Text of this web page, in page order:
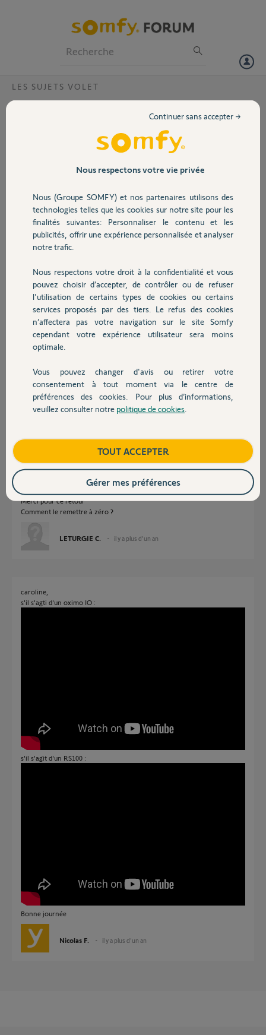
Volet
Sécurité
Domotique
Chauffage
Autres produits
Devis avec un pro
Contact
LES SUJETS VOLET
Volet deconnecté de la TAHOMA
Mon volet ne fonctionnait plus avec la tahoma. Je l'ai donc supprimé
et en essayant de l'ajouter de nouveau, la procédure fonctionne
trouve plus le volet.Ci-joint numéro sur la télécommande du volet
5121820C008 Smoove Origin IO 1. Merci d'avance pour votre retour.
Bonne journée
Merci,
LETURGIE C.
il y a plus d'un an
Participer au fil de discussion
Réponses
Bonjour Caroline,
Je n'ai pas reussi a recuperer votre VR.
Je pense qu'il faudra le remettre a zéro pour le réappairer.
il y a plus d'un an
Merci pour ce retour
Comment le remettre à zéro ?
LETURGIE C. il y a plus d'un an
caroline,
s'il s'agti d'un oximo IO :
s'il s'agit d'un RS100 :
Bonne journée
Nicolas F. il y a plus d'un an
Nous respectons votre vie privée
Nous (Groupe SOMFY) et nos partenaires utilisons des
technologies telles que les cookies sur notre site pour les
finalités suivantes: Personnaliser le contenu et les
publicités, offrir une expérience personnalisée et analyser
notre trafic.
Nous respectons votre droit à la confidentialité et vous
pouvez choisir d’accepter, de contrôler ou de refuser
l'utilisation de certains types de cookies ou certains
services proposés par des tiers. Le refus des cookies
n’affectera pas votre navigation sur le site Somfy
cependant votre expérience utilisateur sera moins
optimale.
Vous pouvez changer d'avis ou retirer votre
consentement à tout moment via le centre de
préférences des cookies. Pour plus d’informations,
veuillez consulter notre politique de cookies
Continuer sans accepter →
TOUT ACCEPTER
Gérer mes préférences